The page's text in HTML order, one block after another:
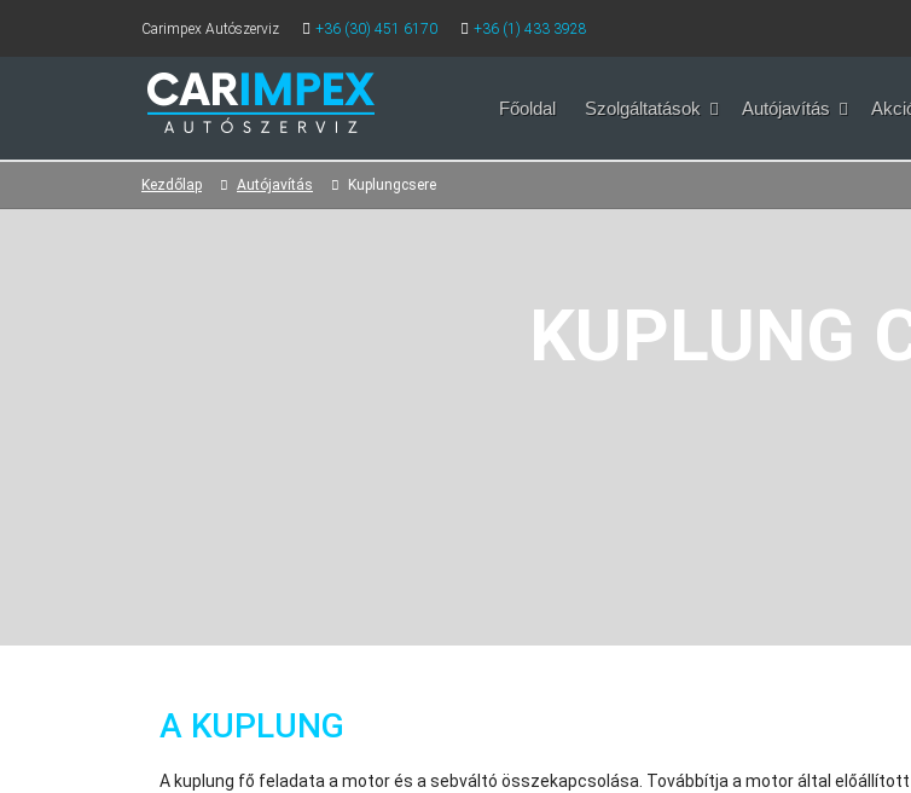
Carimpex Autószerviz +36 (30) 451 6170 +36 (1) 433 3928
Főoldal Szolgáltatások Autójavítás
Kezdőlap Autójavítás Kuplungcsere
KUPLUNG
A KUPLUNG
A kuplung fő feladata a motor és a sebváltó összekapcsolása. Továbbítja a motor által